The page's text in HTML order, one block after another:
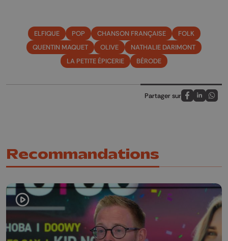
ELFIQUE POP CHANSON FRANÇAISE
FOLK
QUENTIN MAQUET
OLIVE
NATHALIE DARIMONT
LA PETITE ÉPICERIE
BÉRODE
Partager sur
Partagez sur
Partagez
Recommandations